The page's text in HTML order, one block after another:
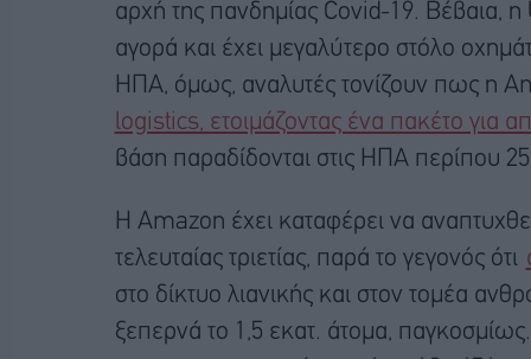
αρχή της πανδημίας Covid-19. Βέβαια, η
αγορά και έχει μεγαλύτερο στόλο
ΗΠΑ, όμως, αναλυτές τονίζουν πως η
logistics, ετοιμάζοντας ένα πακέτο για
βάση παραδίδονται στις ΗΠΑ περίπου
Η Amazon έχει καταφέρει να
τελευταίας τριετίας, παρά το γεγονός ότι
στο δίκτυο λιανικής και στον τομέα
ξεπερνά το 1,5 εκατ. άτομα,